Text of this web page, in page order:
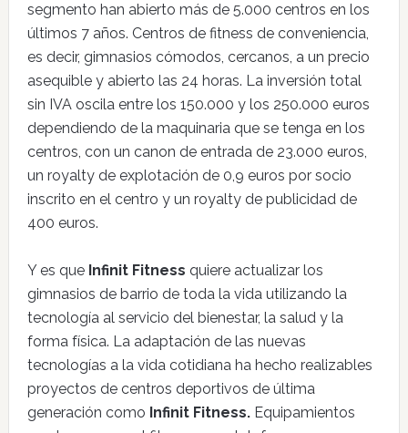
segmento han abierto más de 5.000 centros en los
últimos 7 años. Centros de fitness de conveniencia,
es decir, gimnasios cómodos, cercanos, a un precio
asequible y abierto las 24 horas. La inversión total
sin IVA oscila entre los 150.000 y los 250.000 euros
dependiendo de la maquinaria que se tenga en los
centros, con un canon de entrada de 23.000 euros,
un royalty de explotación de 0,9 euros por socio
inscrito en el centro y un royalty de publicidad de
400 euros.
Y es que Infinit Fitness quiere actualizar los
gimnasios de barrio de toda la vida utilizando la
tecnología al servicio del bienestar, la salud y la
forma física. La adaptación de las nuevas
tecnologías a la vida cotidiana ha hecho realizables
proyectos de centros deportivos de última
generación como Infinit Fitness.Equipamientos